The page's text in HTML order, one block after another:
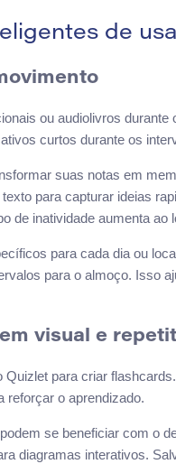
de
ou audiolivros
curtos durante os
suas notas em
para capturar ideias
de inatividade aumenta
para cada dia ou
para o almoço. Isso
visual e
para criar
reforçar o aprendizado.
se beneficiar com o
diagramas interativos.